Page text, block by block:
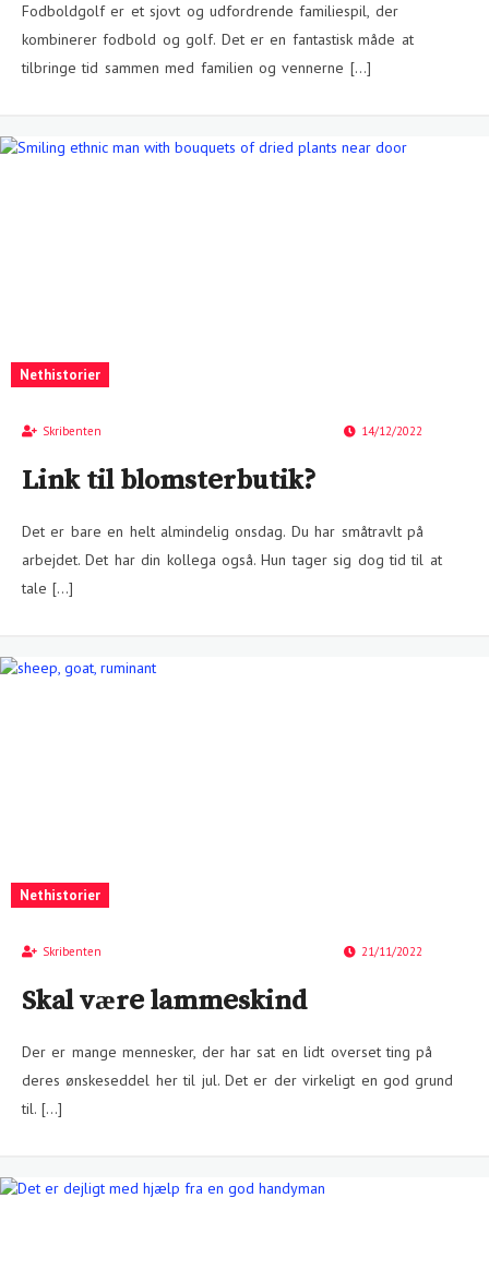
Fodboldgolf er et sjovt og udfordrende familiespil, der
kombinerer fodbold og golf. Det er en fantastisk måde at
tilbringe tid sammen med familien og vennerne […]
Nethistorier
Skribenten 14/12/2022
Link til blomsterbutik?
Det er bare en helt almindelig onsdag. Du har småtravlt på
arbejdet. Det har din kollega også. Hun tager sig dog tid til at
tale […]
Nethistorier
Skribenten 21/11/2022
Skal være lammeskind
Der er mange mennesker, der har sat en lidt overset ting på
deres ønskeseddel her til jul. Det er der virkeligt en god grund
til. […]